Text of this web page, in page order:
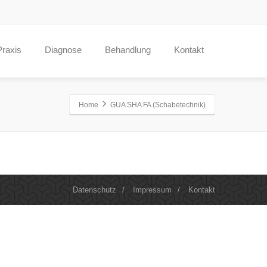
Diagnose Behandlung Kontakt
Home GUA SHA FA (Schabetechnik)
Datenschutz / Impressum / Kontakt